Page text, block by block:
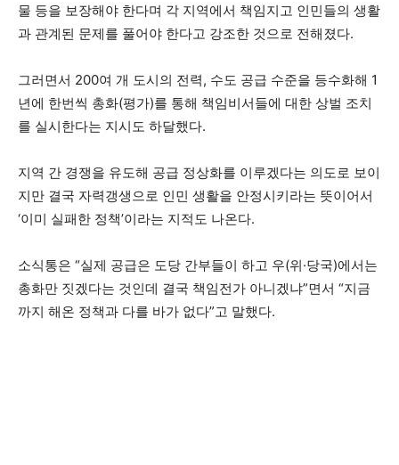
물 등을 보장해야 한다며 각 지역에서 책임지고 인민들의 생활
과 관계된 문제를 풀어야 한다고 강조한 것으로 전해졌다.
그러면서 200여 개 도시의 전력, 수도 공급 수준을 등수화해 1
년에 한번씩 총화(평가)를 통해 책임비서들에 대한 상벌 조치
를 실시한다는 지시도 하달했다.
지역 간 경쟁을 유도해 공급 정상화를 이루겠다는 의도로 보이
지만 결국 자력갱생으로 인민 생활을 안정시키라는 뜻이어서
‘이미 실패한 정책’이라는 지적도 나온다.
소식통은 “실제 공급은 도당 간부들이 하고 우(위·당국)에서는
총화만 짓겠다는 것인데 결국 책임전가 아니겠냐”면서 “지금
까지 해온 정책과 다를 바가 없다”고 말했다.